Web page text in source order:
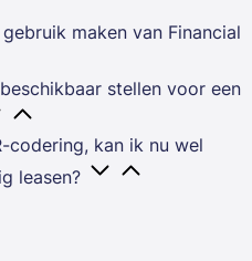
maken van Financial
stellen voor een
codering, kan ik nu wel
leasen?